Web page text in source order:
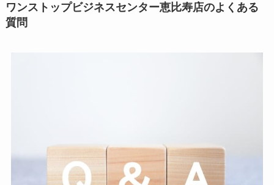
ワンストップビジネスセンター恵比寿店のよくある
質問